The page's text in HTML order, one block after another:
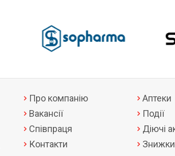
Про компанію
Вакансії
Співпраця
Контакти
Аптеки
Події
Діючі
Знижки